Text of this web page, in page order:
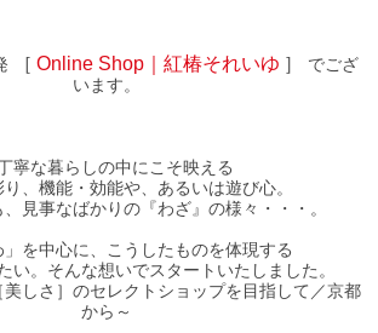
［ Online Shop｜紅椿それいゆ ］
でござ
います。
寧な暮らしの中にこそ映える
、機能・効能や、あるいは遊び心。
見事なばかりの『わざ』の様々・・・。
を中心に、こうしたものを体現する
い。そんな想いでスタートいたしました。
美しさ］のセレクトショップを目指して／京都
から～